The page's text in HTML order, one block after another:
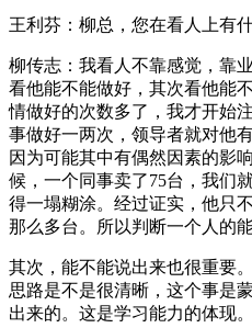
王利芬：柳总，您在看人上有
柳传志：我看人不靠感觉，靠
看他能不能做好，其次看他能
情做好的次数多了，我才开始
事做好一两次，领导者就对他
因为可能其中有偶然因素的影
候，一个同事卖了75台，我们
得一塌糊涂。经过证实，他只
那么多台。所以判断一个人的
其次，能不能说出来也很重要
思路是不是很清晰，这个事是
出来的。这是学习能力的体现。